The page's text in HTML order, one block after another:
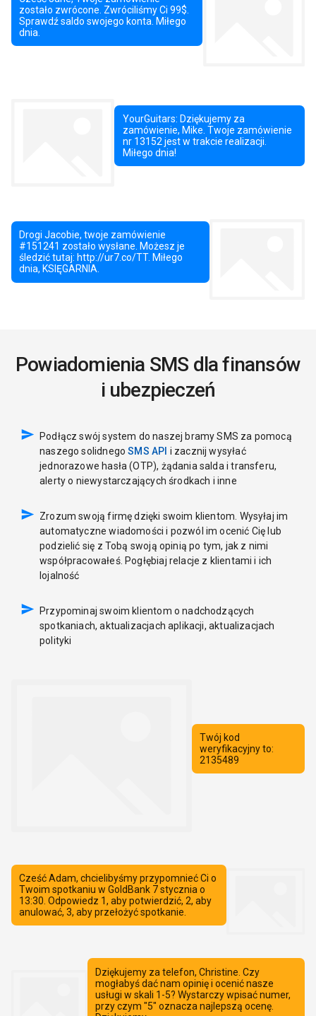
Powiadomienia SMS dla finansów
i ubezpieczeń
Podłącz swój system do naszej bramy SMS za pomocą
naszego solidnegoSMS API i zacznij wysyłać
jednorazowe hasła (OTP), żądania salda i transferu,
alerty o niewystarczających środkach i inne
Zrozum swoją firmę dzięki swoim klientom. Wysyłaj im
automatyczne wiadomości i pozwól im ocenić Cię lub
podzielić się z Tobą swoją opinią po tym, jak z nimi
współpracowałeś. Pogłębiaj relacje z klientami i ich
lojalność
Przypominaj swoim klientom o nadchodzących
spotkaniach, aktualizacjach aplikacji, aktualizacjach
polityki